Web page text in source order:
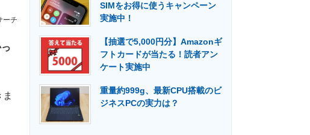
ネルギーの専門メディア 建設×テクノロジーの最前線
ーチ
SIMをお得に使うキャンペーン
実施中！
【抽選で5,000円分】Amazonギ
フトカードが当たる！読者アン
ケート実施中
重量約999g、最新CPU搭載のビ
ジネスPCの実力は？